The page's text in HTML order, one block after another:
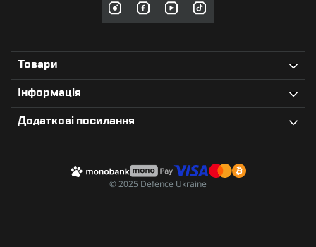
Товари
Інформація
Додаткові посилання
© 2025 Defence Ukraine